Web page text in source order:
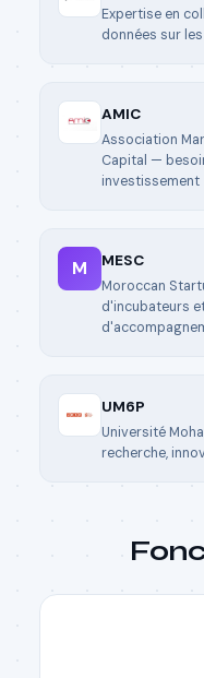
Expertise en
données sur
AMIC
Association
Capital —
investissement
M MESC
Moroccan
d'incubateurs
UM6P
Université
recherche,